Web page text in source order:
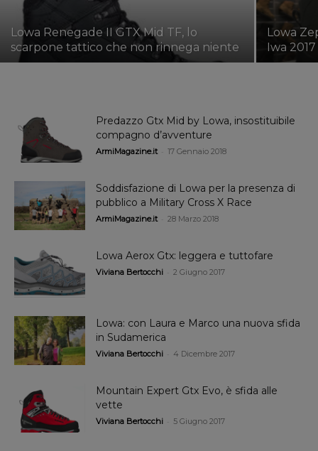
Lowa Renegade II GTX Mid TF, lo
scarpone tattico che non rinnega niente
Lowa
Iwa 2017
Predazzo Gtx Mid by Lowa, insostituibile
compagno d’avventure
ArmiMagazine.it 17 Gennaio 2018
Soddisfazione di Lowa per la presenza di
pubblico a Military Cross X Race
ArmiMagazine.it 28 Marzo 2018
Lowa Aerox Gtx: leggera e tuttofare
Viviana Bertocchi 2 Giugno 2017
Lowa: con Laura e Marco una nuova sfida
in Sudamerica
Viviana Bertocchi 4 Dicembre 2017
Mountain Expert Gtx Evo, è sfida alle
vette
Viviana Bertocchi 5 Giugno 2017